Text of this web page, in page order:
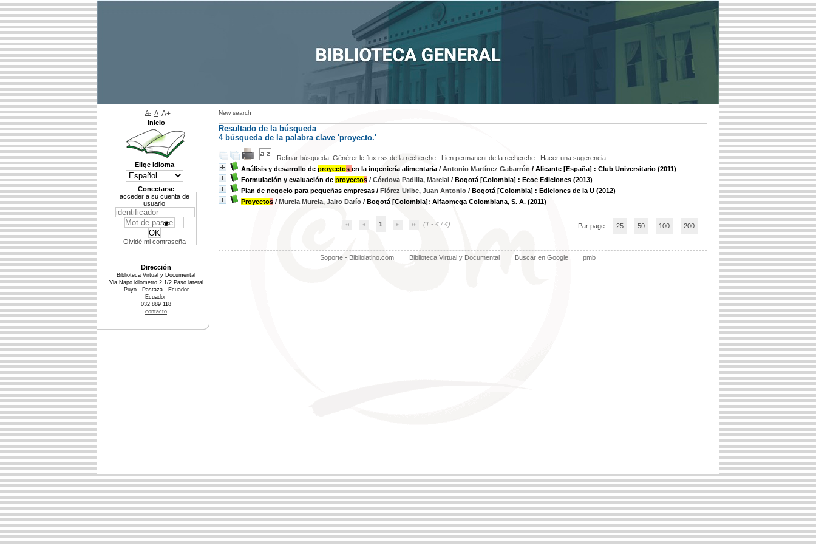
New search
Resultado de la búsqueda
4búsqueda de la palabra clave 'proyecto.'
Refinar búsqueda Générer le flux rss de la recherche Lien permanent de la recherche
Hacer una sugerencia
Análisis y desarrollo de proyectos en la ingeniería alimentaria / Antonio Martínez Gabarrón / Alicante [España] : Club Universitario (2011)
Formulación y evaluación de proyectos / Córdova Padilla, Marcial / Bogotá [Colombia] : Ecoe Ediciones (2013)
Plan de negocio para pequeñas empresas / Flórez Uribe, Juan Antonio / Bogotá [Colombia] : Ediciones de la U (2012)
Proyectos / Murcia Murcia, Jairo Darío / Bogotá [Colombia]: Alfaomega Colombiana, S. A. (2011)
1 (1 - 4 / 4) Par page : 25 50 100 200
Soporte - Bibliolatino.com Biblioteca Virtual y Documental Buscar en Google pmb
A- A A+
Inicio
Elige idioma
Conectarse
acceder a su cuenta de
usuario
Olvidé mi contraseña
Dirección
Biblioteca Virtual y Documental
Via Napo kilometro 2 1/2 Paso lateral
Puyo - Pastaza - Ecuador
Ecuador
032 889 118
contacto